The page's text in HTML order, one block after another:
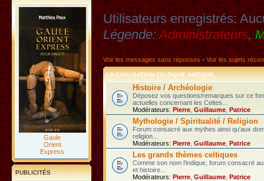
Gaule
Orient
Express
PUBLICITÉS
Utilisateurs enregistrés:
Légende:Administrateurs,
Voir les messages sans réponses•Voir les sujets
LA CIVILISATION CELTIQUE ANTIQUE
Histoire / Archéologie
Déposez vos questions/remarques sur ce
actuelles concernant les Celtes...
Modérateurs: Pierre Guillaume Patrice
Mythologie / Spiritualité / Religion
Forum consacré aux mythes ainsi qu'aux
religion...
Modérateurs: Pierre Guillaume Patrice
Les grands thèmes celtiques
Comme son nom l'indique, forum consacré
et histoire...
Modérateurs: Pierre Guillaume Patrice